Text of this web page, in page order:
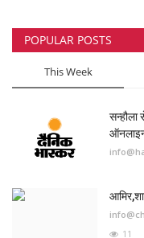
POPULAR POSTS
This Week
सन्हौला
11